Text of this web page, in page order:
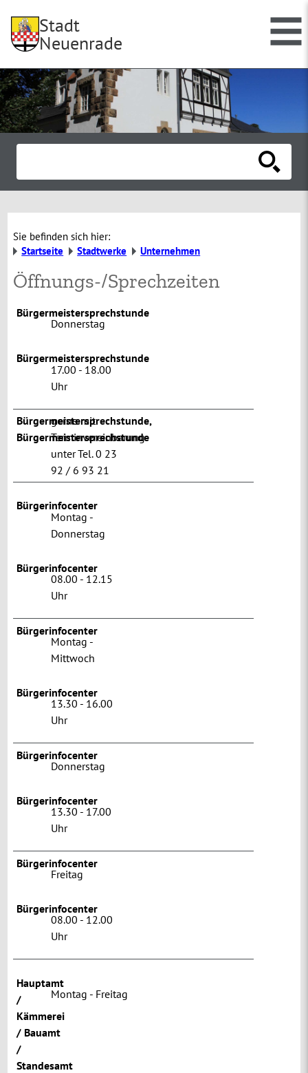
Stadt
Neuenrade
Sie befinden sich hier:
Startseite
Stadtwerke Unternehmen
Öffnungs-/Sprechzeiten
Bürgermeistersprechstunde
Donnerstag
Bürgermeistersprechstunde
17.00 - 18.00
Uhr
Bürgermeistersprechstunde,
Bürgermeistersprechstunde
gerne mit
Terminvereinbarung
unter Tel. 0 23
92 / 6 93 21
Bürgerinfocenter
Montag -
Donnerstag
Bürgerinfocenter
08.00 - 12.15
Uhr
Bürgerinfocenter
Montag -
Mittwoch
Bürgerinfocenter
13.30 - 16.00
Uhr
Bürgerinfocenter
Donnerstag
Bürgerinfocenter
13.30 - 17.00
Uhr
Bürgerinfocenter
Freitag
Bürgerinfocenter
08.00 - 12.00
Uhr
Hauptamt
/
Kämmerei
/ Bauamt
/
Standesamt
Montag - Freitag